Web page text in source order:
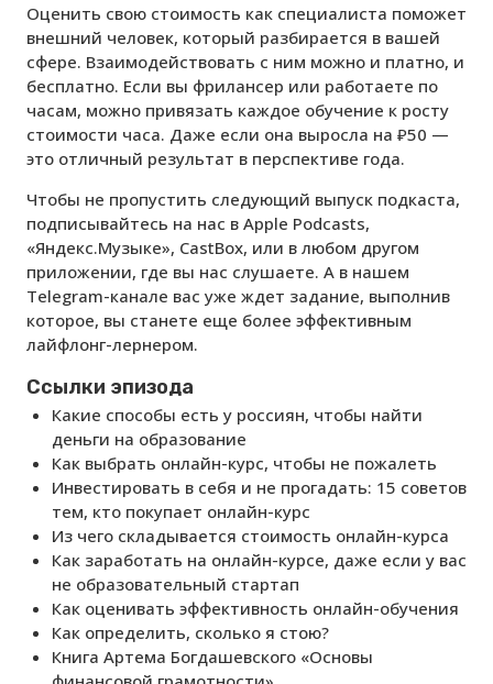
Оценить свою стоимость как специалиста поможет
внешний человек, который разбирается в вашей
сфере. Взаимодействовать с ним можно и платно, и
бесплатно. Если вы фрилансер или работаете по
часам, можно привязать каждое обучение к росту
стоимости часа. Даже если она выросла на ₽50 —
это отличный результат в перспективе года.
Чтобы не пропустить следующий выпуск подкаста,
подписывайтесь на нас в Apple Podcasts,
«Яндекс.Музыке», CastBox, или в любом другом
приложении, где вы нас слушаете. А в нашем
Telegram-канале вас уже ждет задание, выполнив
которое, вы станете еще более эффективным
лайфлонг-лернером.
Ссылки эпизода
Какие способы есть у россиян, чтобы найти
деньги на образование
Как выбрать онлайн-курс, чтобы не пожалеть
Инвестировать в себя и не прогадать: 15 советов
тем, кто покупает онлайн-курс
Из чего складывается стоимость онлайн-курса
Как заработать на онлайн-курсе, даже если у вас
не образовательный стартап
Как оценивать эффективность онлайн-обучения
Как определить, сколько я стою?
Книга Артема Богдашевского «Основы